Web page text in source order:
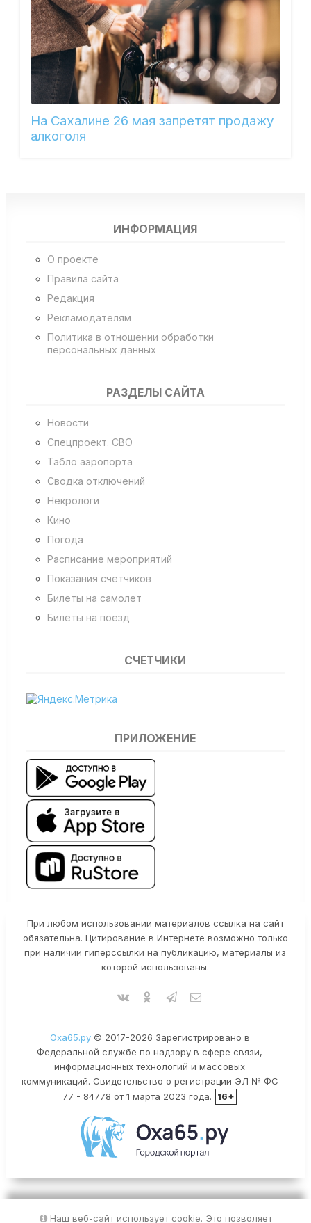
На Сахалине 26 мая запретят продажу
алкоголя
ИНФОРМАЦИЯ
О проекте
Правила сайта
Редакция
Рекламодателям
Политика в отношении обработки
персональных данных
РАЗДЕЛЫ САЙТА
Новости
Спецпроект. СВО
Табло аэропорта
Сводка отключений
Некрологи
Кино
Погода
Расписание мероприятий
Показания счетчиков
Билеты на самолет
Билеты на поезд
СЧЕТЧИКИ
ПРИЛОЖЕНИЕ
При любом использовании материалов ссылка на сайт
обязательна. Цитирование в Интернете возможно только
при наличии гиперссылки на публикацию, материалы из
которой использованы.
Оха65.ру© 2017-2026 Зарегистрировано в
Федеральной службе по надзору в сфере связи,
информационных технологий и массовых
коммуникаций. Свидетельство о регистрации ЭЛ № ФС
77 - 84778 от 1 марта 2023 года.
16+
Наш веб-сайт использует cookie. Это позволяет